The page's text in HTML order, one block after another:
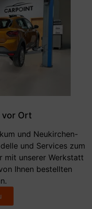
Ort
und Neukirchen-
und Services zum
mit unserer Werkstatt
Ihnen bestellten